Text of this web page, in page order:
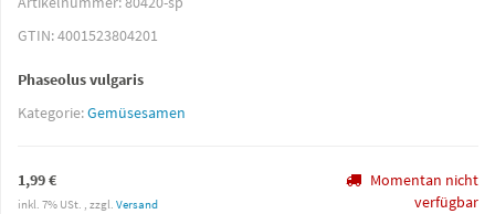
GTIN:4001523804201
Phaseolus vulgaris
Kategorie:Gemüsesamen
1,99 €
inkl. 7% USt. , zzgl. Versand
Momentan nicht
verfügbar